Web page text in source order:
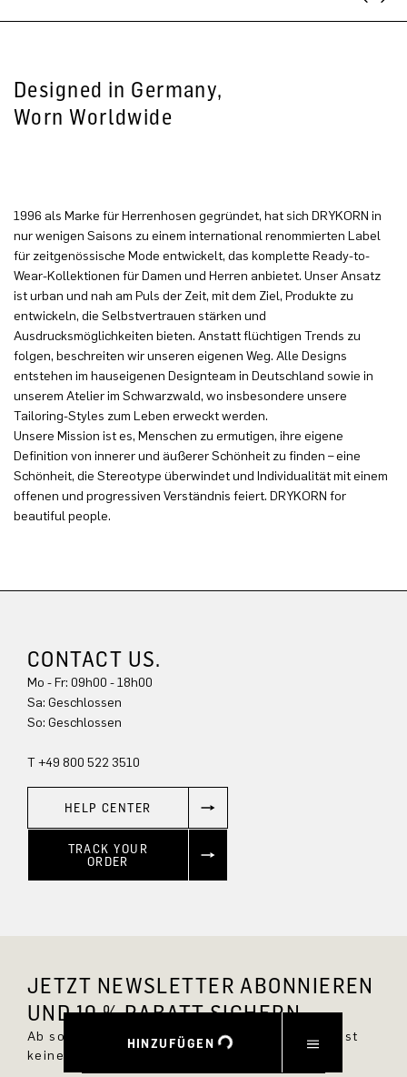
HINZUFÜGEN
Designed in Germany,
Worn Worldwide
1996 als Marke für Herrenhosen gegründet, hat sich DRYKORN in
nur wenigen Saisons zu einem international renommierten Label
für zeitgenössische Mode entwickelt, das komplette Ready-to-
Wear-Kollektionen für Damen und Herren anbietet. Unser Ansatz
ist urban und nah am Puls der Zeit, mit dem Ziel, Produkte zu
entwickeln, die Selbstvertrauen stärken und
Ausdrucksmöglichkeiten bieten. Anstatt flüchtigen Trends zu
folgen, beschreiten wir unseren eigenen Weg. Alle Designs
entstehen im hauseigenen Designteam in Deutschland sowie in
unserem Atelier im Schwarzwald, wo insbesondere unsere
Tailoring-Styles zum Leben erweckt werden.
Unsere Mission ist es, Menschen zu ermutigen, ihre eigene
Definition von innerer und äußerer Schönheit zu finden – eine
Schönheit, die Stereotype überwindet und Individualität mit einem
offenen und progressiven Verständnis feiert. DRYKORN for
beautiful people.
CONTACT US.
Mo - Fr: 09h00 - 18h00
Sa: Geschlossen
So: Geschlossen
T +49 800 522 3510
HELP CENTER
TRACK YOUR
ORDER
JETZT NEWSLETTER ABONNIEREN
UND 10 % RABATT SICHERN.
Ab sofort bist Du immer up to date und verpasst
keine neuen Styles im DRYKORN Online Shop.